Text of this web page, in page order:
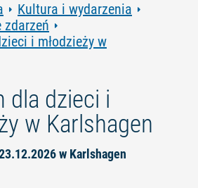
Kultura i wydarzenia
zdarzeń
i młodzieży w
dla dzieci i
w Karlshagen
w Karlshagen